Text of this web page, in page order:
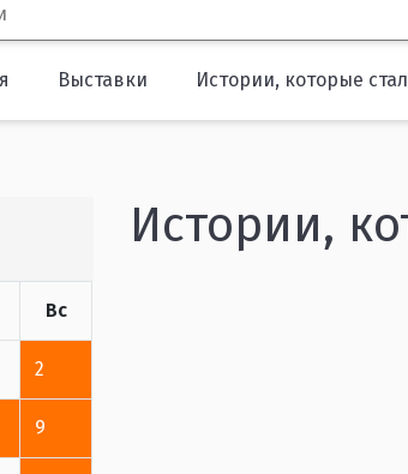
Выставки Истории, которые
Вс
2
9
Истории,